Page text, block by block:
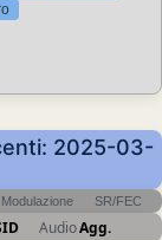
2025-03-
Modulazione SR/FEC
AudioAgg.